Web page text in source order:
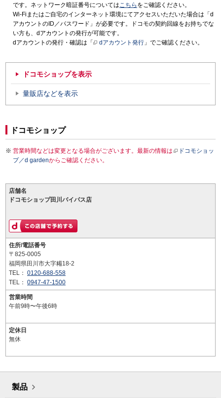
です。ネットワーク暗証番号についてはこちら をご確認ください。
Wi-Fiまたはご自宅のインターネット環境にてアクセスいただいた場合は「d
アカウントのID／パスワード」が必要です。ドコモの契約回線をお持ちでな
い方も、dアカウントの発行が可能です。
dアカウントの発行・確認は「
dアカウント発行 」でご確認ください。
ドコモショップを表示
量販店などを表示
ドコモショップ
営業時間などは変更となる場合がございます。最新の情報は
ドコモショッ
プ／d gardenからご確認ください。
店舗名
ドコモショップ田川バイパス店
住所/電話番号
〒825-0005
福岡県田川市大字糒18-2
TEL： 0120-688-558
TEL： 0947-47-1500
営業時間
午前9時〜午後6時
定休日
無休
製品